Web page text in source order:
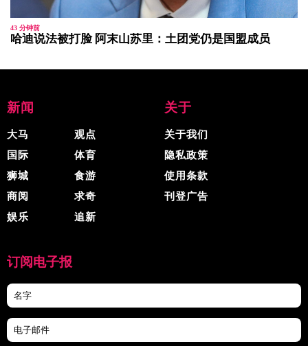
43 分钟前
哈迪说法被打脸 阿末山苏里：土团党仍是国盟成员
新闻
大马
国际
狮城
商阅
娱乐
观点
体育
食游
求奇
追新
关于
关于我们
隐私政策
使用条款
刊登广告
订阅电子报